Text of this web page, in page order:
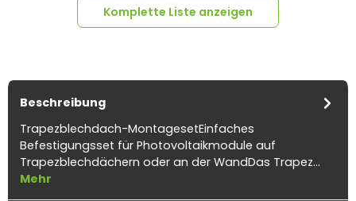
2xModulmittelklemme
Klick ALU schwarz 28-
Komplette Liste anzeigen
Beschreibung
Trapezblechdach-MontagesetEinfaches
Befestigungsset für Photovoltaikmodule auf
Trapezblechdächern oder an der WandDas Trapez…
Mehr